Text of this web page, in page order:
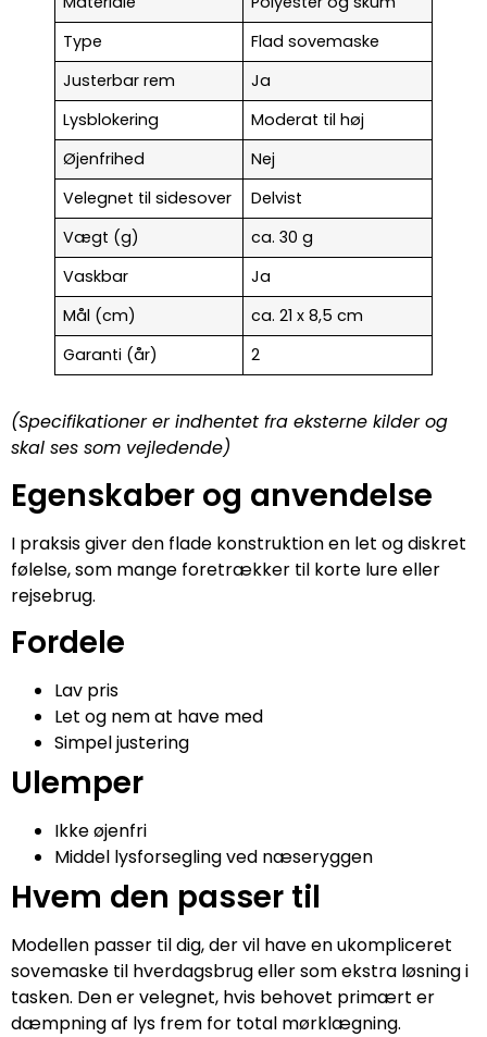
Type
Flad sovemaske
Justerbar rem
Ja
Lysblokering
Moderat til høj
Øjenfrihed
Nej
Velegnet til sidesover
Delvist
Vægt (g)
ca. 30 g
Vaskbar
Ja
Mål (cm)
ca. 21 x 8,5 cm
Garanti (år)
2
(Specifikationer er indhentet fra eksterne kilder og
skal ses som vejledende)
Egenskaber og anvendelse
I praksis giver den flade konstruktion en let og diskret
følelse, som mange foretrækker til korte lure eller
rejsebrug.
Fordele
Lav pris
Let og nem at have med
Simpel justering
Ulemper
Ikke øjenfri
Middel lysforsegling ved næseryggen
Hvem den passer til
Modellen passer til dig, der vil have en ukompliceret
sovemaske til hverdagsbrug eller som ekstra løsning i
tasken. Den er velegnet, hvis behovet primært er
dæmpning af lys frem for total mørklægning.